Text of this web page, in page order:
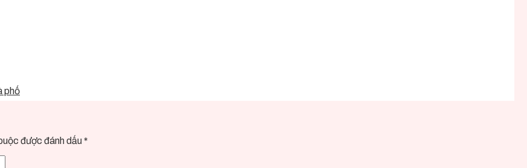
phố
được đánh dấu *